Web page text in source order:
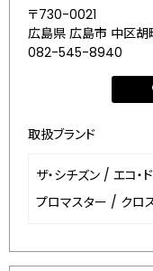
〒730-0021
広島県 広島市 中区
082-545-8940
取扱ブランド
ザ・シチズン / エコ・
プロマスター / クロ